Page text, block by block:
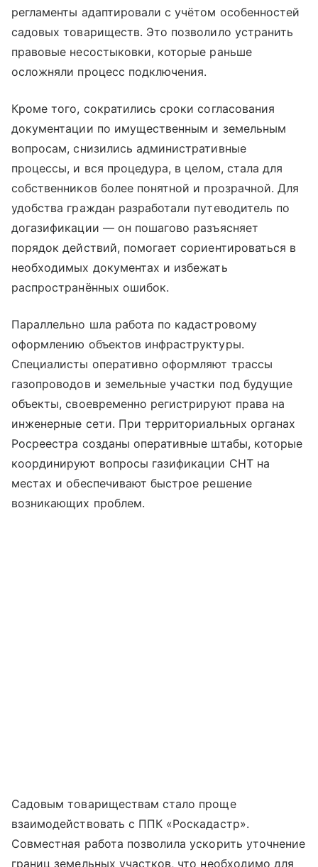
регламенты адаптировали с учётом особенностей
садовых товариществ. Это позволило устранить
правовые несостыковки, которые раньше
осложняли процесс подключения.
Кроме того, сократились сроки согласования
документации по имущественным и земельным
вопросам, снизились административные
процессы, и вся процедура, в целом, стала для
собственников более понятной и прозрачной. Для
удобства граждан разработали путеводитель по
догазификации — он пошагово разъясняет
порядок действий, помогает сориентироваться в
необходимых документах и избежать
распространённых ошибок.
Параллельно шла работа по кадастровому
оформлению объектов инфраструктуры.
Специалисты оперативно оформляют трассы
газопроводов и земельные участки под будущие
объекты, своевременно регистрируют права на
инженерные сети. При территориальных органах
Росреестра созданы оперативные штабы, которые
координируют вопросы газификации СНТ на
местах и обеспечивают быстрое решение
возникающих проблем.
Садовым товариществам стало проще
взаимодействовать с ППК «Роскадастр».
Совместная работа позволила ускорить уточнение
границ земельных участков, что необходимо для